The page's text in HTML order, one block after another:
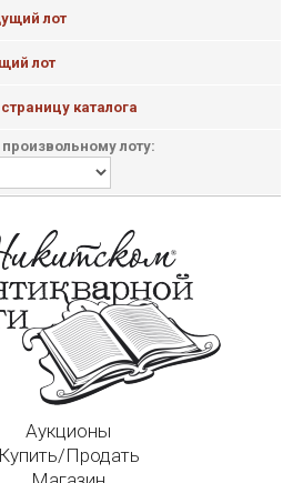
лот
лот
каталога
лоту:
Аукционы
Купить/Продать